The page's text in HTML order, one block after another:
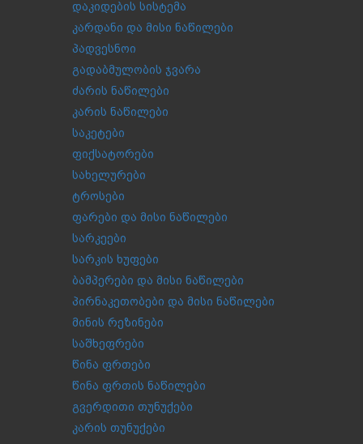
დაკიდების სისტემა
კარდანი და მისი ნაწილები
პადვესნოი
გადაბმულობის ჯვარა
ძარის ნაწილები
კარის ნაწილები
საკეტები
ფიქსატორები
სახელურები
ტროსები
ფარები და მისი ნაწილები
სარკეები
სარკის ხუფები
ბამპერები და მისი ნაწილები
პირნაკეთობები და მისი ნაწილები
მინის რეზინები
საშხეფრები
წინა ფრთები
წინა ფრთის ნაწილები
გვერდითი თუნუქები
კარის თუნუქები